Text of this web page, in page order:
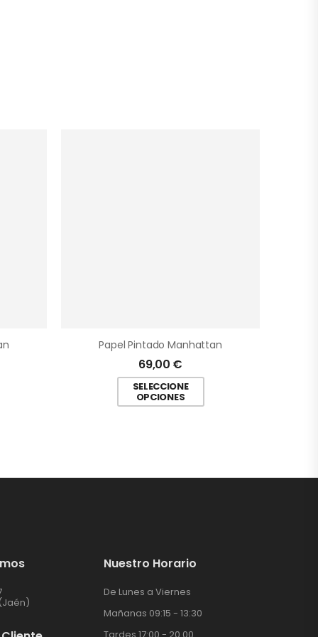
Papel Pintado Manhattan
69,00 €
SELECCIONE
OPCIONES
Nuestro Horario
De Lunes a Viernes
Mañanas 09:15 - 13:30